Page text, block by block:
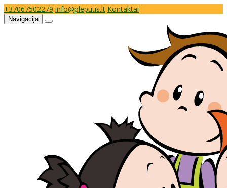
+37067502279 info@pleputis.lt Kontaktai
Navigacija